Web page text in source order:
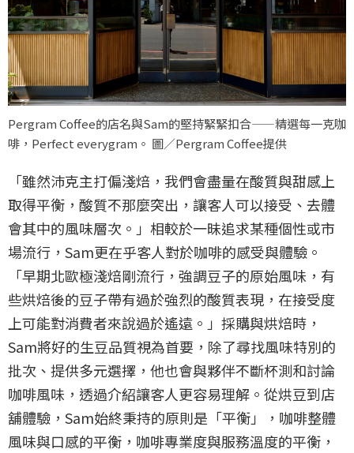
Pergram Coffee的店名與Sam的堅持緊緊扣合——精選每一克咖
啡，Perfect everygram。 圖／Pergram Coffee提供
「雖然沛克主打偏淺焙，我們會盡量在酸質與甜感上
取得平衡，酸質不那麼突出，讓客人可以接受、去體
會其中的風味層次。」相較於一昧追求某種個性或市
場流行，Sam更在乎客人對於咖啡的感受與體驗。
「早期北歐極淺焙剛流行，強調豆子的原始風味，有
些烘焙後的豆子帶有過於強烈的酸質表現，在接受度
上可能對消費者來說過於遙遠。」採購與烘焙時，
Sam將好的生豆品質視為首要，除了尋找風味特別的
批次、提供多元選擇，他也會與夥伴不斷杯測和討論
咖啡風味，透過介紹讓客人更容易理解。從烘豆到店
舖體驗，Sam始終秉持的原則是「平衡」，咖啡整體
風味與口感的平衡，咖啡專業度與服務溫度的平衡，